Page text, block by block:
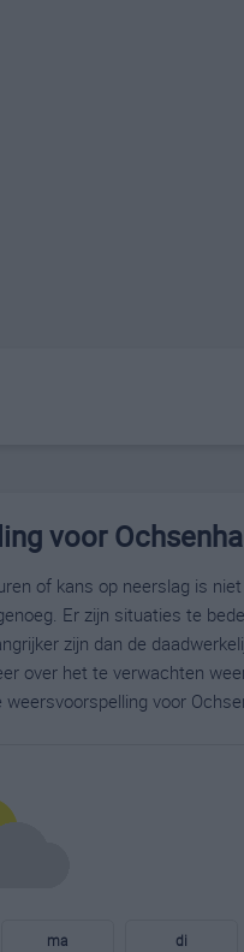
voor
of kans op neerslag is
Er zijn situaties te
zijn dan de
over het te verwachten
voor
ma di